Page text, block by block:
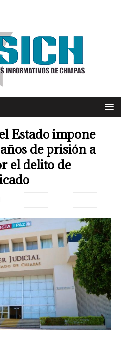
Estado impone
de prisión a
el delito de